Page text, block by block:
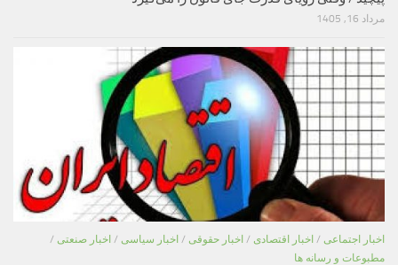
مرداد 16, 1405
اخبار اجتماعی / اخبار اقتصادی / اخبار حقوقی / اخبار سیاسی / اخبار صنعتی /
مطبوعات و رسانه ها